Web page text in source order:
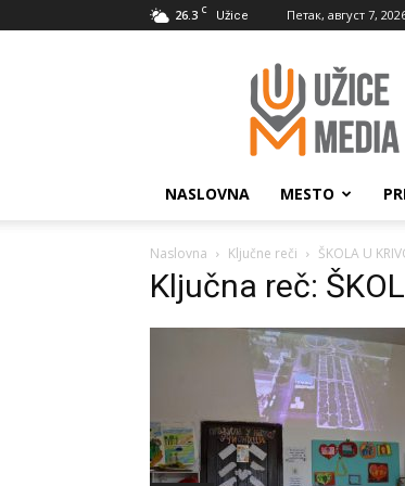
26.3 C Užice Петак, август 7,
UžiceMedia
NASLOVNA MESTO
Naslovna Ključne reči ŠKOLA U
Ključna reč: